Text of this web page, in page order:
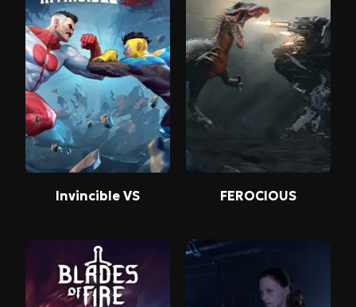
Invincible VS FEROCIOUS